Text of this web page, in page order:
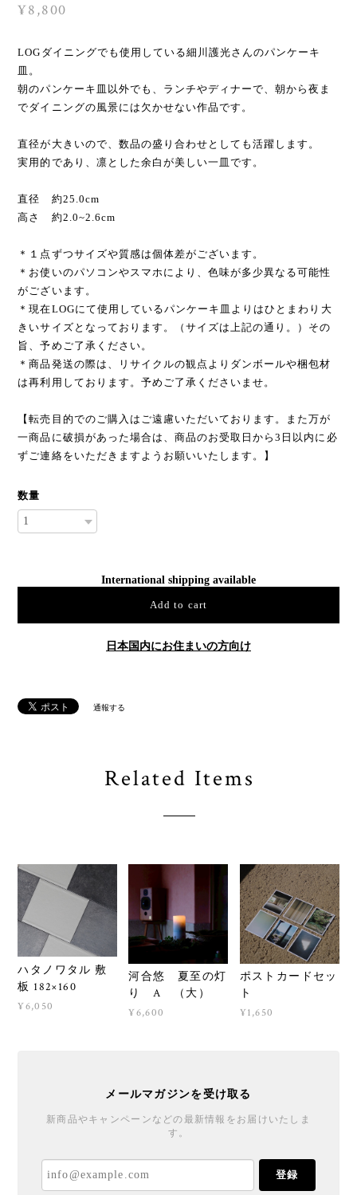
¥8,800
LOGダイニングでも使用している細川護光さんのパンケーキ
皿。
朝のパンケーキ皿以外でも、ランチやディナーで、朝から夜ま
でダイニングの風景には欠かせない作品です。
直径が大きいので、数品の盛り合わせとしても活躍します。
実用的であり、凛とした余白が美しい一皿です。
直径 約25.0cm
高さ 約2.0~2.6cm
＊１点ずつサイズや質感は個体差がございます。
＊お使いのパソコンやスマホにより、色味が多少異なる可能性
がございます。
＊現在LOGにて使用しているパンケーキ皿よりはひとまわり大
きいサイズとなっております。（サイズは上記の通り。）その
旨、予めご了承ください。
＊商品発送の際は、リサイクルの観点よりダンボールや梱包材
は再利用しております。予めご了承くださいませ。
【転売目的でのご購入はご遠慮いただいております。また万が
一商品に破損があった場合は、商品のお受取日から3日以内に必
ずご連絡をいただきますようお願いいたします。】
数量
International shipping available
Add to cart
日本国内にお住まいの方向け
通報する
Related Items
ハタノワタル 敷
板 182×160
¥6,050
河合悠 夏至の灯
り A （大）
¥6,600
ポストカードセッ
ト
¥1,650
メールマガジンを受け取る
新商品やキャンペーンなどの最新情報をお届けいたしま
す。
登録